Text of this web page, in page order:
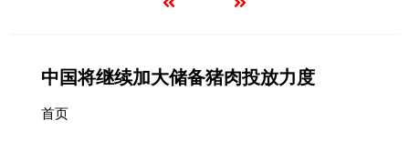
中国将继续加大储备猪肉投放力度
首页